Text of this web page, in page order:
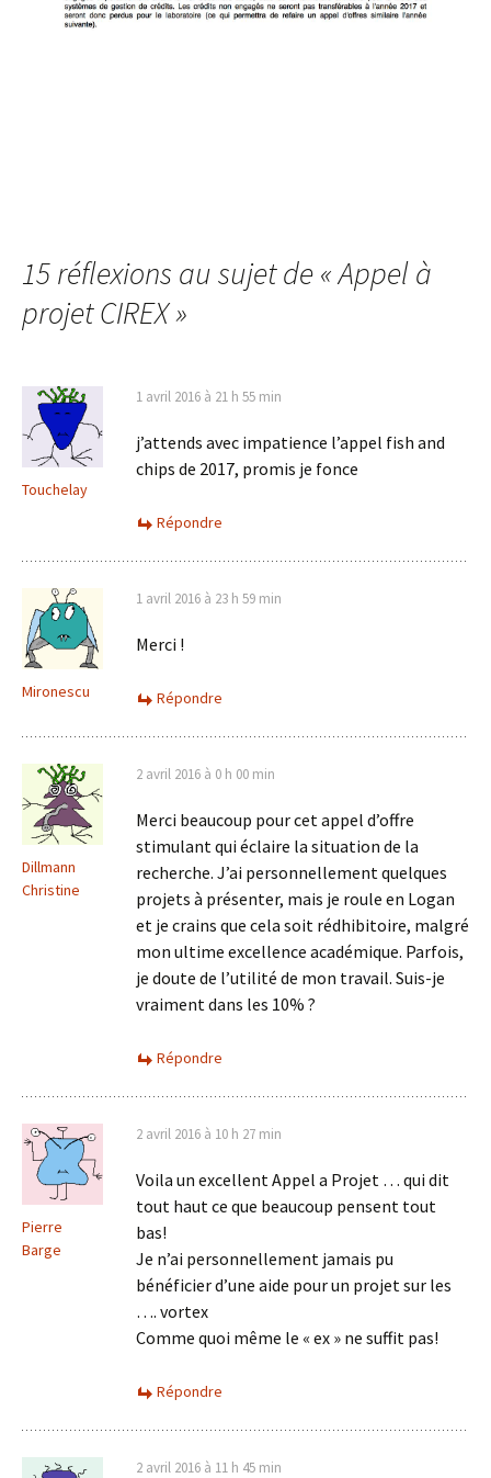
15 réflexions au sujet de «Appel à
projet CIREX»
Touchelay
1 avril 2016 à 21 h 55 min
j’attends avec impatience l’appel fish and
chips de 2017, promis je fonce
Répondre
Mironescu
1 avril 2016 à 23 h 59 min
Merci !
Répondre
Dillmann
Christine
2 avril 2016 à 0 h 00 min
Merci beaucoup pour cet appel d’offre
stimulant qui éclaire la situation de la
recherche. J’ai personnellement quelques
projets à présenter, mais je roule en Logan
et je crains que cela soit rédhibitoire, malgré
mon ultime excellence académique. Parfois,
je doute de l’utilité de mon travail. Suis-je
vraiment dans les 10% ?
Répondre
Pierre
Barge
2 avril 2016 à 10 h 27 min
Voila un excellent Appel a Projet … qui dit
tout haut ce que beaucoup pensent tout
bas!
Je n’ai personnellement jamais pu
bénéficier d’une aide pour un projet sur les
…. vortex
Comme quoi même le « ex » ne suffit pas!
Répondre
2 avril 2016 à 11 h 45 min